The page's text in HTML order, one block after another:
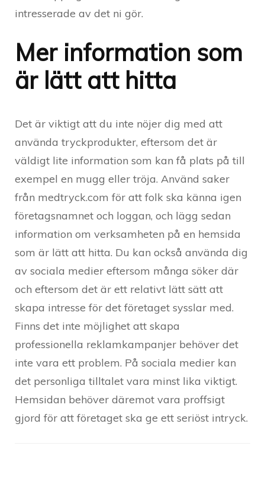
intresserade av det ni gör.
Mer information som
är lätt att hitta
Det är viktigt att du inte nöjer dig med att
använda tryckprodukter, eftersom det är
väldigt lite information som kan få plats på till
exempel en mugg eller tröja. Använd saker
från medtryck.com för att folk ska känna igen
företagsnamnet och loggan, och lägg sedan
information om verksamheten på en hemsida
som är lätt att hitta. Du kan också använda dig
av sociala medier eftersom många söker där
och eftersom det är ett relativt lätt sätt att
skapa intresse för det företaget sysslar med.
Finns det inte möjlighet att skapa
professionella reklamkampanjer behöver det
inte vara ett problem. På sociala medier kan
det personliga tilltalet vara minst lika viktigt.
Hemsidan behöver däremot vara proffsigt
gjord för att företaget ska ge ett seriöst intryck.